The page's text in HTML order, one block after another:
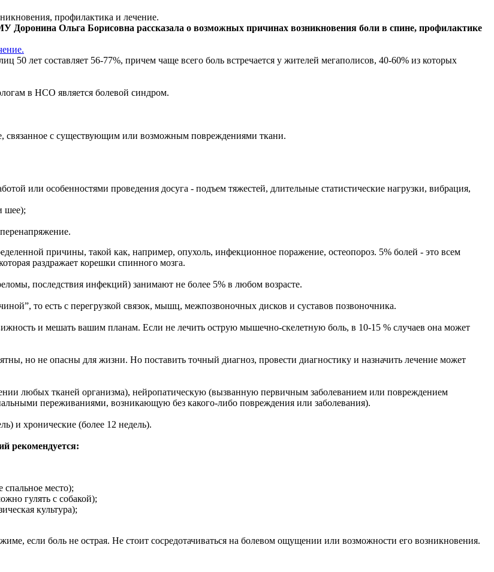
профилактика и лечение.
Ольга Борисовна рассказала о возможных причинах возникновения боли в спине, профилактике
лет составляет 56-77%, причем чаще всего боль встречается у жителей мегаполисов, 40-60% из которых
в НСО является болевой синдром.
связанное с существующим или возможным повреждениями ткани.
или особенностями проведения досуга - подъем тяжестей, длительные статистические нагрузки, вибрация,
шее);
причины, такой как, например, опухоль, инфекционное поражение, остеопороз. 5% болей - это всем
раздражает корешки спинного мозга.
последствия инфекций) занимают не более 5% в любом возрасте.
то есть с перегрузкой связок, мышц, межпозвоночных дисков и суставов позвоночника.
и мешать вашим планам. Если не лечить острую мышечно-скелетную боль, в 10-15 % случаев она может
но не опасны для жизни. Но поставить точный диагноз, провести диагностику и назначить лечение может
любых тканей организма), нейропатическую (вызванную первичным заболеванием или повреждением
переживаниями, возникающую без какого-либо повреждения или заболевания).
и хронические (более 12 недель).
рекомендуется:
место);
гулять с собакой);
культура);
если боль не острая. Не стоит сосредотачиваться на болевом ощущении или возможности его возникновения.